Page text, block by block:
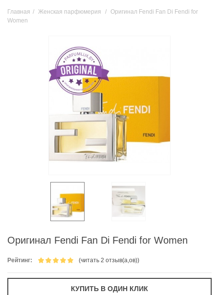
Главная / Женская парфюмерия / Оригинал Fendi Fan Di Fendi for
Women
Оригинал Fendi Fan Di Fendi for Women
Рейтинг: (читать 2 отзыв(а,ов))